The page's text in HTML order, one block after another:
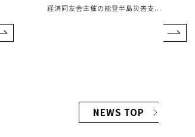
経済同友会主催の能登半島災害支...
NEWS TOP